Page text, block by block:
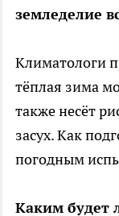
земледелие
Климатологи
тёплая зима
также несёт
засух. Как
погодным
Каким будет